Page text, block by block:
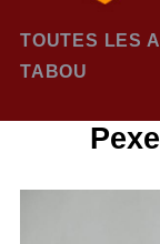
TOUTES LES
TABOU